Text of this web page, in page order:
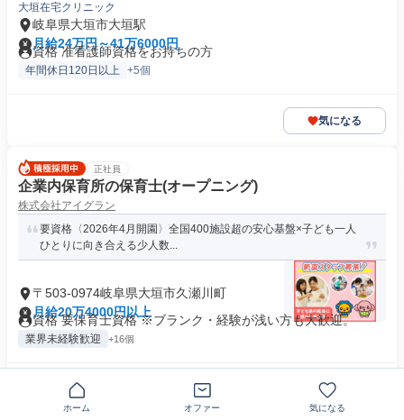
大垣在宅クリニック
岐阜県大垣市大垣駅
月給24万円～41万6000円
資格 准看護師資格をお持ちの方
年間休日120日以上 +5個
気になる
正社員
企業内保育所の保育士(オープニング)
株式会社アイグラン
要資格〈2026年4月開園〉全国400施設超の安心基盤×子ども一人
ひとりに向き合える少人数...
〒503-0974岐阜県大垣市久瀬川町
月給20万4000円以上
資格 要保育士資格 ※ブランク・経験が浅い方も大歓迎。
業界未経験歓迎 +16個
気になる
ホーム オファー 気になる